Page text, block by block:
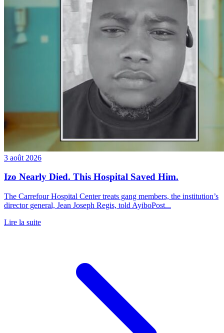
3 août 2026
Izo Nearly Died. This Hospital Saved Him.
The Carrefour Hospital Center treats gang members, the institution’s
director general, Jean Joseph Regis, told AyiboPost...
Lire la suite